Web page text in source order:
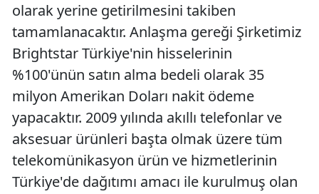
olarak yerine getirilmesini takiben
tamamlanacaktır. Anlaşma gereği Şirketimiz
Brightstar Türkiye'nin hisselerinin
%100'ünün satın alma bedeli olarak 35
milyon Amerikan Doları nakit ödeme
yapacaktır. 2009 yılında akıllı telefonlar ve
aksesuar ürünleri başta olmak üzere tüm
telekomünikasyon ürün ve hizmetlerinin
Türkiye'de dağıtımı amacı ile kurulmuş olan